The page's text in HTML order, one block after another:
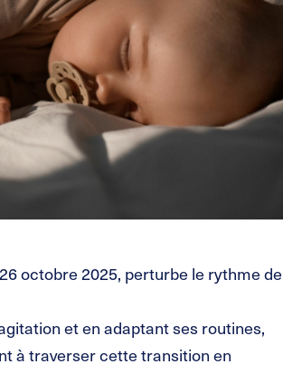
octobre 2025, perturbe le rythme de
et en adaptant ses routines,
à traverser cette transition en